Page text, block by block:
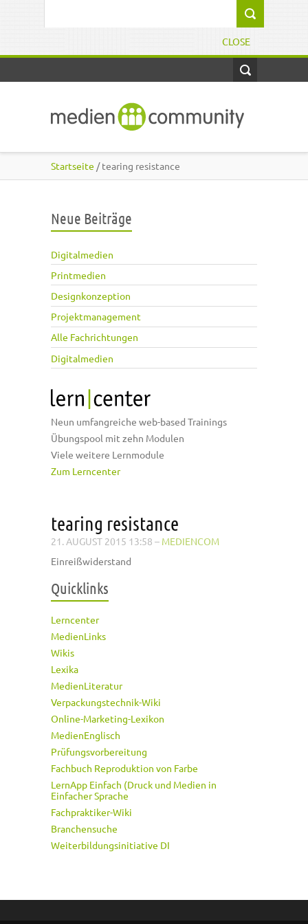
CLOSE
Startseite / tearing resistance
Neue Beiträge
Digitalmedien
Printmedien
Designkonzeption
Projektmanagement
Alle Fachrichtungen
Digitalmedien
Neun umfangreiche web-based Trainings
Übungspool mit zehn Modulen
Viele weitere Lernmodule
Zum Lerncenter
tearing resistance
21. AUGUST 2015 13:58 – MEDIENCOM
Einreißwiderstand
Quicklinks
Lerncenter
MedienLinks
Wikis
Lexika
MedienLiteratur
Verpackungstechnik-Wiki
Online-Marketing-Lexikon
MedienEnglisch
Prüfungsvorbereitung
Fachbuch Reproduktion von Farbe
LernApp Einfach (Druck und Medien in
Einfacher Sprache
Fachpraktiker-Wiki
Branchensuche
Weiterbildungsinitiative DI